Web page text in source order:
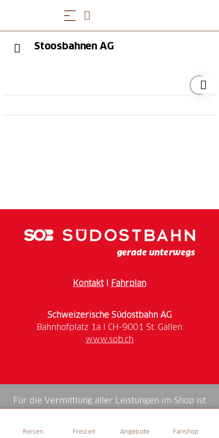
Reisen Freizeit Angebote Fanshop
Stoosbahnen AG
KontaktI Fahrplan
Schweizerische Südostbahn AG
www.sob.ch
Für die Vermittlung aller Leistungen im Shop ist